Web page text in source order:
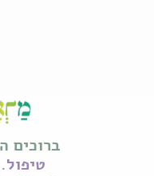
ברוכים